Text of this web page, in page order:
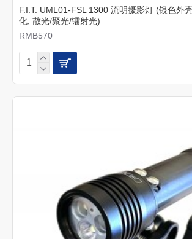
F.I.T. UML01-FSL 1300 流明摄影灯 (银色外
化, 散光/聚光/镭射光)
RMB570